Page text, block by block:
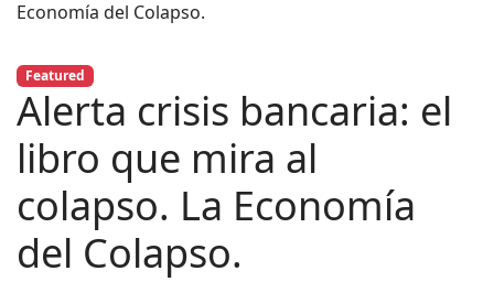
Featured
Alerta crisis bancaria: el
libro que mira al
colapso. La Economía
del Colapso.